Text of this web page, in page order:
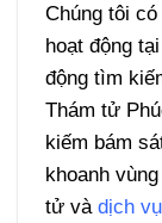
Chúng tôi
hoạt động
động tìm
Thám tử
kiếm bám
khoanh
tử vàdịch